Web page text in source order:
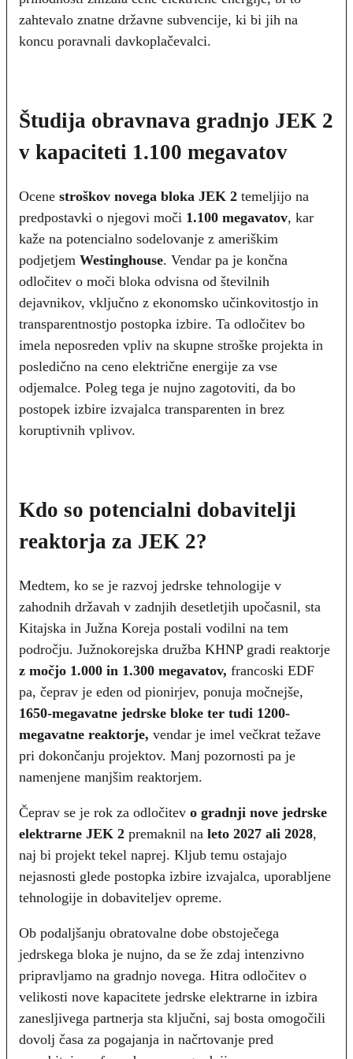
zahtevalo znatne državne subvencije, ki bi jih na
koncu poravnali davkoplačevalci.
Študija obravnava gradnjo JEK 2
v kapaciteti 1.100 megavatov
Ocene stroškov novega bloka JEK 2 temeljijo na
predpostavki o njegovi moči 1.100 megavatov, kar
kaže na potencialno sodelovanje z ameriškim
podjetjem Westinghouse. Vendar pa je končna
odločitev o moči bloka odvisna od številnih
dejavnikov, vključno z ekonomsko učinkovitostjo in
transparentnostjo postopka izbire. Ta odločitev bo
imela neposreden vpliv na skupne stroške projekta in
posledično na ceno električne energije za vse
odjemalce. Poleg tega je nujno zagotoviti, da bo
postopek izbire izvajalca transparenten in brez
koruptivnih vplivov.
Kdo so potencialni dobavitelji
reaktorja za JEK 2?
Medtem, ko se je razvoj jedrske tehnologije v
zahodnih državah v zadnjih desetletjih upočasnil, sta
Kitajska in Južna Koreja postali vodilni na tem
področju. Južnokorejska družba KHNP gradi reaktorje
z močjo 1.000 in 1.300 megavatov, francoski EDF
pa, čeprav je eden od pionirjev, ponuja močnejše,
1650-megavatne jedrske bloke ter tudi 1200-
megavatne reaktorje, vendar je imel večkrat težave
pri dokončanju projektov. Manj pozornosti pa je
namenjene manjšim reaktorjem.
Čeprav se je rok za odločitev o gradnji nove jedrske
elektrarne JEK 2 premaknil na leto 2027 ali 2028,
naj bi projekt tekel naprej. Kljub temu ostajajo
nejasnosti glede postopka izbire izvajalca, uporabljene
tehnologije in dobaviteljev opreme.
Ob podaljšanju obratovalne dobe obstoječega
jedrskega bloka je nujno, da se že zdaj intenzivno
pripravljamo na gradnjo novega. Hitra odločitev o
velikosti nove kapacitete jedrske elektrarne in izbira
zanesljivega partnerja sta ključni, saj bosta omogočili
dovolj časa za pogajanja in načrtovanje pred